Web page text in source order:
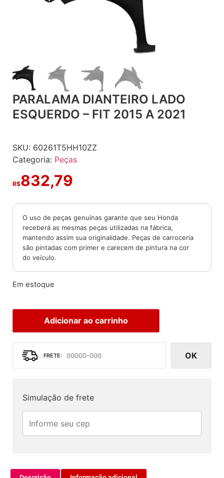
PARALAMA DIANTEIRO LADO
ESQUERDO – FIT 2015 A 2021
SKU: 60261T5HH10ZZ
Categoria: Peças
R$832,79
O uso de peças genuínas garante que seu Honda
receberá as mesmas peças utilizadas na fábrica,
mantendo assim sua originalidade. Peças de carroceria
são pintadas com primer e carecem de pintura na cor
do veículo.
Em estoque
Adicionar ao carrinho
OK
Simulação de frete